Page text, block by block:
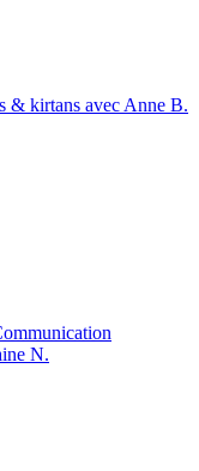
& kirtans avec Anne B.
N.